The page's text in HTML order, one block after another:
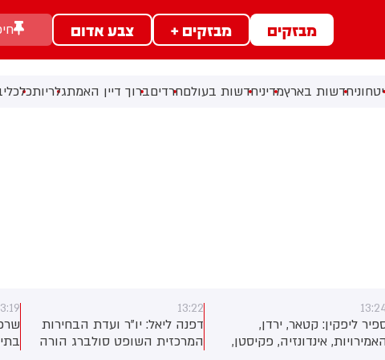
מבזקים מבזקים + צבע אדום
חדשות בארץמדיניחדשות בעולםחרדיםברוך דיין האמתגלריותכלכלי
ליפקין: קטאר, ירדן,
האמירויות, אינדונזיה, פקיסטן,
13:22
דפנה ליאל: יו"ר ועדת הבחירות
המרכזית השופט סולברג הורה